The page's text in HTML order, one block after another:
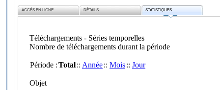
ACCÈS EN LIGNE DÉTAILS STATISTIQUES